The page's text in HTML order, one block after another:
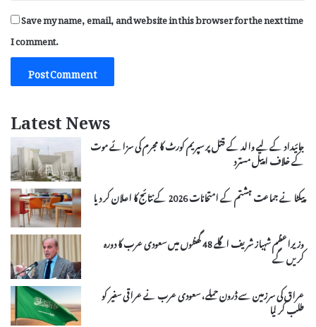
Save my name, email, and website in this browser for the next time
I comment.
Latest News
جائیداد کے لیے والد کے قتل پر سپریم کورٹ کا مجرم کی سزائے موت
کے خلاف اپیل مسترد
پیکٹا نے جماعت ہشتم کے امتحانات 2026 کے نتائج کا اعلان کر دیا
وزیراعظم شہباز شریف اگلے 48 گھنٹوں میں سعودی عرب کا دورہ
کریں گے
عراق کی سرزمین سے ڈرون حملے، سعودی عرب نے عراقی سفیر کو
طلب کر لیا